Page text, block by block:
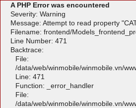
A PHP Error was encountered
Severity: Warning
Message: Attempt to read property
Filename: frontend/
Line Number: 471
Backtrace:
File:
/data/web/winmobile/winmobile.vn/
Line: 471
Function: _error_handler
File:
/data/web/winmobile/winmobile.vn/